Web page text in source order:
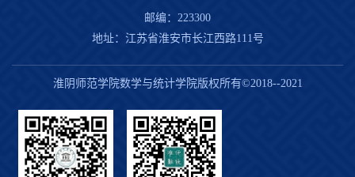
邮编：223300
地址：江苏省淮安市长江西路111号
淮阴师范学院数学与统计学院版权所有©2018--2021